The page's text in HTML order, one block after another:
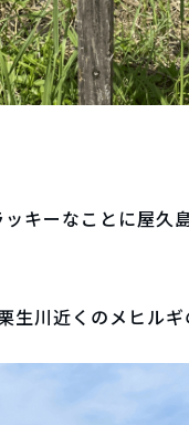
キーなことに屋久
生川近くのメヒルギ